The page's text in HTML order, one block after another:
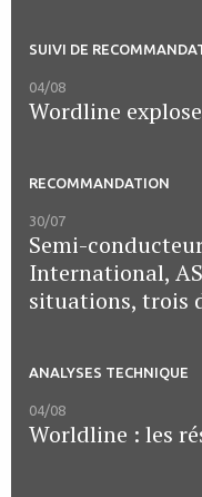
SUIVI DE
04/08
Wordline
RECOMMANDATION
30/07
Semi-
International,
situations, trois
ANALYSES TECHNIQUE
04/08
Worldline : les